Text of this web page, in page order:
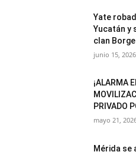
Yate
Yucatán y
clan Borge
junio 15, 2026
¡ALARMA
PRIVADO
mayo 21,
Mérida se